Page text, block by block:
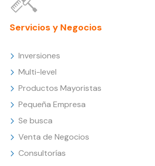
Servicios y Negocios
Inversiones
Multi-level
Productos Mayoristas
Pequeña Empresa
Se busca
Venta de Negocios
Consultorías